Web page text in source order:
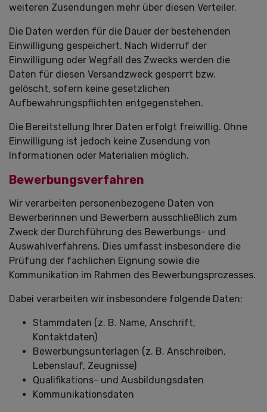
weiteren Zusendungen mehr über diesen Verteiler.
Die Daten werden für die Dauer der bestehenden
Einwilligung gespeichert. Nach Widerruf der
Einwilligung oder Wegfall des Zwecks werden die
Daten für diesen Versandzweck gesperrt bzw.
gelöscht, sofern keine gesetzlichen
Aufbewahrungspflichten entgegenstehen.
Die Bereitstellung Ihrer Daten erfolgt freiwillig. Ohne
Einwilligung ist jedoch keine Zusendung von
Informationen oder Materialien möglich.
Bewerbungsverfahren
Wir verarbeiten personenbezogene Daten von
Bewerberinnen und Bewerbern ausschließlich zum
Zweck der Durchführung des Bewerbungs- und
Auswahlverfahrens. Dies umfasst insbesondere die
Prüfung der fachlichen Eignung sowie die
Kommunikation im Rahmen des Bewerbungsprozesses.
Dabei verarbeiten wir insbesondere folgende Daten:
Stammdaten (z. B. Name, Anschrift,
Kontaktdaten)
Bewerbungsunterlagen (z. B. Anschreiben,
Lebenslauf, Zeugnisse)
Qualifikations- und Ausbildungsdaten
Kommunikationsdaten